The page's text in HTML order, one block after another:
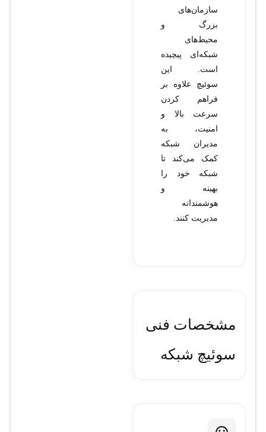
سازمان‌های
بزرگ و
محیط‌های
شبکه‌ای پیچیده
است. این
سوئیچ علاوه بر
فراهم کردن
سرعت بالا و
امنیت، به
مدیران شبکه
کمک می‌کند تا
شبکه خود را
بهینه و
هوشمندانه
مدیریت کنند.
مشخصات فنی
سوئیچ شبکه